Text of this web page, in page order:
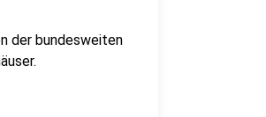
der bundesweiten